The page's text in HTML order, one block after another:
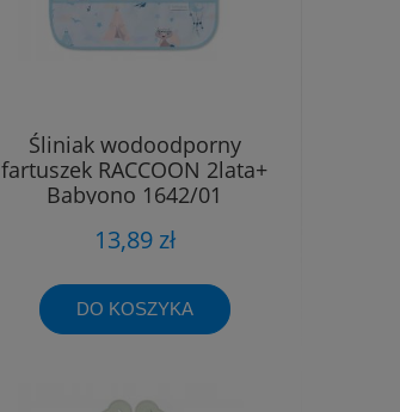
Śliniak wodoodporny
fartuszek RACCOON 2lata+
Babyono 1642/01
13,89 zł
DO KOSZYKA